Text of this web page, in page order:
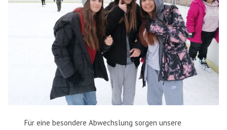
Für eine besondere Abwechslung sorgen unsere